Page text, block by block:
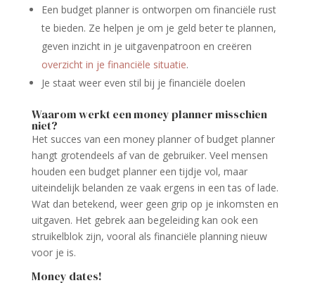
Een budget planner is ontworpen om financiële rust
te bieden. Ze helpen je om je geld beter te plannen,
geven inzicht in je uitgavenpatroon en creëren
overzicht in je financiële situatie.
Je staat weer even stil bij je financiële doelen
Waarom werkt een money planner misschien
niet?
Het succes van een money planner of budget planner
hangt grotendeels af van de gebruiker. Veel mensen
houden een budget planner een tijdje vol, maar
uiteindelijk belanden ze vaak ergens in een tas of lade.
Wat dan betekend, weer geen grip op je inkomsten en
uitgaven. Het gebrek aan begeleiding kan ook een
struikelblok zijn, vooral als financiële planning nieuw
voor je is.
Money dates!